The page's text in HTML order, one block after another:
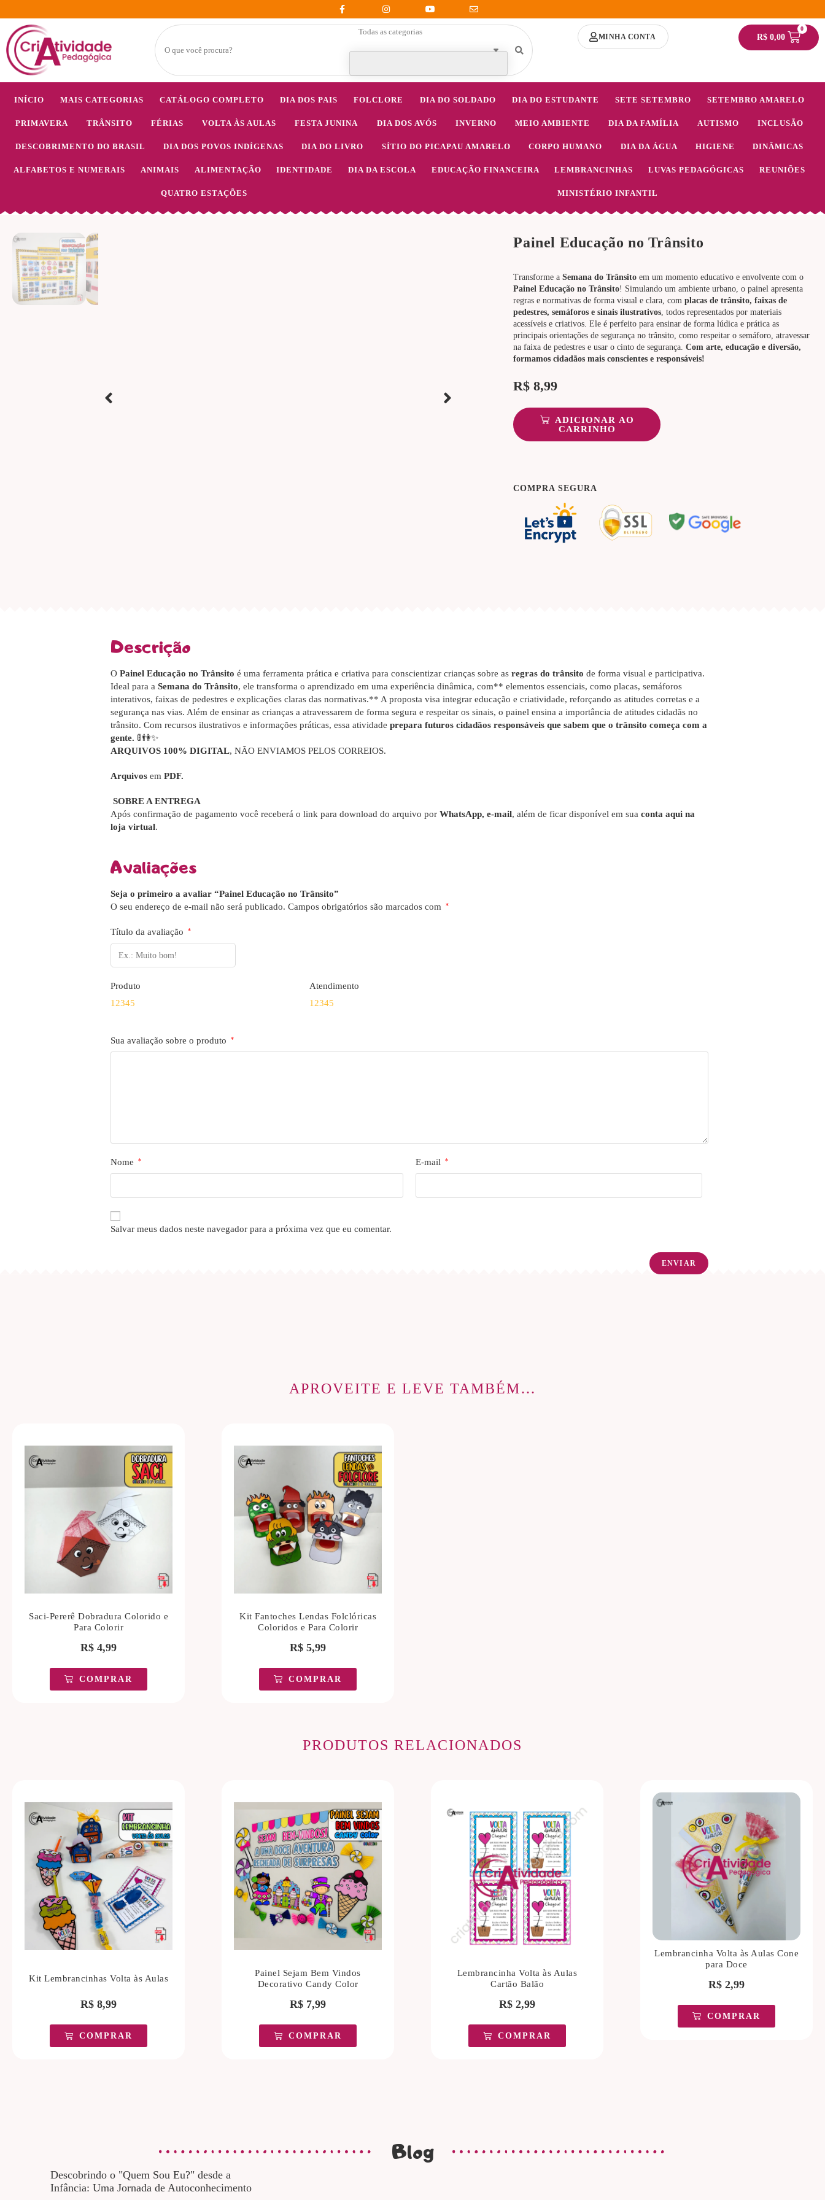
Todas as categorias
MINHA CONTA R$0,00
0
INÍCIO MAIS CATEGORIAS CATÁLOGO COMPLETO DIA DOS PAIS FOLCLORE DIA DO SOLDADO DIA DO ESTUDANTE SETE SETEMBRO SETEMBRO AMARELO
PRIMAVERA TRÂNSITO FÉRIAS VOLTA ÀS AULAS FESTA JUNINA DIA DOS AVÓS INVERNO MEIO AMBIENTE DIA DA FAMÍLIA AUTISMO INCLUSÃO
DESCOBRIMENTO DO BRASIL DIA DOS POVOS INDÍGENAS DIA DO LIVRO SÍTIO DO PICAPAU AMARELO CORPO HUMANO DIA DA ÁGUA HIGIENE DINÂMICAS
ALFABETOS E NUMERAIS ANIMAIS ALIMENTAÇÃO IDENTIDADE DIA DA ESCOLA EDUCAÇÃO FINANCEIRA LEMBRANCINHAS LUVAS PEDAGÓGICAS REUNIÕES
QUATRO ESTAÇÕES MINISTÉRIO INFANTIL
Painel Educação no Trânsito
Transforme aSemana do Trânsito em um momento educativo e envolvente com o
Painel Educação no Trânsito! Simulando um ambiente urbano, o painel apresenta
regras e normativas de forma visual e clara, complacas de trânsito, faixas de
pedestres, semáforos e sinais ilustrativos, todos representados por materiais
acessíveis e criativos. Ele é perfeito para ensinar de forma lúdica e prática as
principais orientações de segurança no trânsito, como respeitar o semáforo, atravessar
na faixa de pedestres e usar o cinto de segurança.Com arte, educação e diversão,
formamos cidadãos mais conscientes e responsáveis!
R$ 8,99
ADICIONAR AO
CARRINHO
COMPRA SEGURA
Descrição
O Painel Educação no Trânsito é uma ferramenta prática e criativa para conscientizar crianças sobre as regras do trânsito de forma visual e participativa.
Ideal para a Semana do Trânsito, ele transforma o aprendizado em uma experiência dinâmica, com** elementos essenciais, como placas, semáforos
interativos, faixas de pedestres e explicações claras das normativas.** A proposta visa integrar educação e criatividade, reforçando as atitudes corretas e a
segurança nas vias. Além de ensinar as crianças a atravessarem de forma segura e respeitar os sinais, o painel ensina a importância de atitudes cidadãs no
trânsito. Com recursos ilustrativos e informações práticas, essa atividade prepara futuros cidadãos responsáveis que sabem que o trânsito começa com a
gente. 🚦👫✨
ARQUIVOS 100% DIGITAL, NÃO ENVIAMOS PELOS CORREIOS.
Arquivos em PDF.
SOBRE A ENTREGA
Após confirmação de pagamento você receberá o link para download do arquivo por WhatsApp, e-mail, além de ficar disponível em sua conta aqui na
loja virtual.
Avaliações
Seja o primeiro a avaliar “Painel Educação no Trânsito”
O seu endereço de e-mail não será publicado. Campos obrigatórios são marcados com *
Título da avaliação *
Produto
1 2345
Atendimento
1 2345
Sua avaliação sobre o produto *
Nome * E-mail *
Salvar meus dados neste navegador para a próxima vez que eu comentar.
APROVEITE E LEVE TAMBÉM…
Saci-Pererê Dobradura Colorido e
Para Colorir
R$ 4,99
COMPRAR
Kit Fantoches Lendas Folclóricas
Coloridos e Para Colorir
R$ 5,99
COMPRAR
PRODUTOS RELACIONADOS
Kit Lembrancinhas Volta às Aulas
R$ 8,99
COMPRAR
Painel Sejam Bem Vindos
Decorativo Candy Color
R$ 7,99
COMPRAR
Lembrancinha Volta às Aulas
Cartão Balão
R$ 2,99
COMPRAR
Lembrancinha Volta às Aulas Cone
para Doce
R$ 2,99
COMPRAR
Blog
Descobrindo o "Quem Sou Eu?" desde a
Infância: Uma Jornada de Autoconhecimento